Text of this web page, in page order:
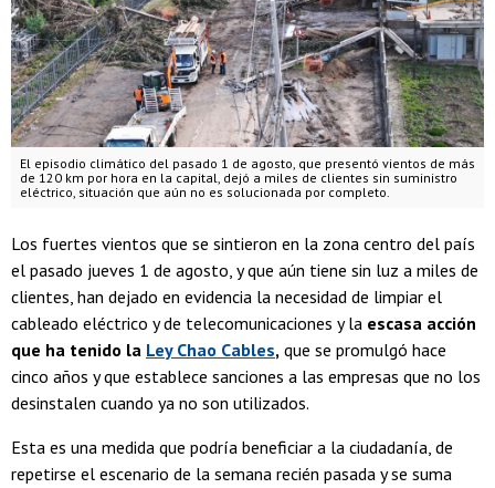
El episodio climático del pasado 1 de agosto, que presentó vientos de más
de 120 km por hora en la capital, dejó a miles de clientes sin suministro
eléctrico, situación que aún no es solucionada por completo.
Los fuertes vientos que se sintieron en la zona centro del país
el pasado jueves 1 de agosto, y que aún tiene sin luz a miles de
clientes, han dejado en evidencia la necesidad de limpiar el
cableado eléctrico y de telecomunicaciones y la escasa acción
que ha tenido la Ley Chao Cables, que se promulgó hace
cinco años y que establece sanciones a las empresas que no los
desinstalen cuando ya no son utilizados.
Esta es una medida que podría beneficiar a la ciudadanía, de
repetirse el escenario de la semana recién pasada y se suma